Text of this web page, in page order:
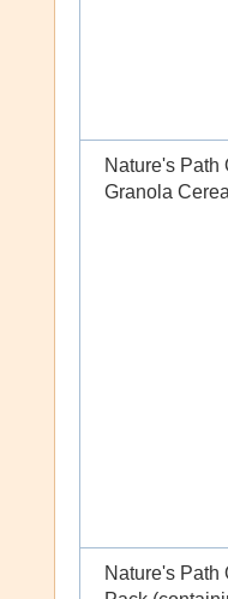
Nature's Path
Granola Cereal
Nature's Path